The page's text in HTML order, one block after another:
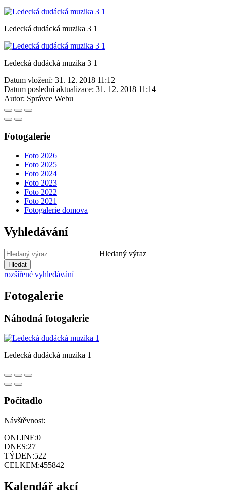
Ledecká dudácká muzika 3 1
Ledecká dudácká muzika 3 1
Datum vložení: 31. 12. 2018 11:12
Datum poslední aktualizace: 31. 12. 2018 11:14
Autor: Správce Webu
Fotogalerie
Foto 2026
Foto 2025
Foto 2024
Foto 2023
Foto 2022
Foto 2021
Fotogalerie domova
Vyhledávání
Hledaný výraz
Hledat
rozšířené vyhledávání
Fotogalerie
Náhodná fotogalerie
Ledecká dudácká muzika 1
Počítadlo
Návštěvnost:
ONLINE:0
DNES:27
TÝDEN:522
CELKEM:455842
Kalendář akcí